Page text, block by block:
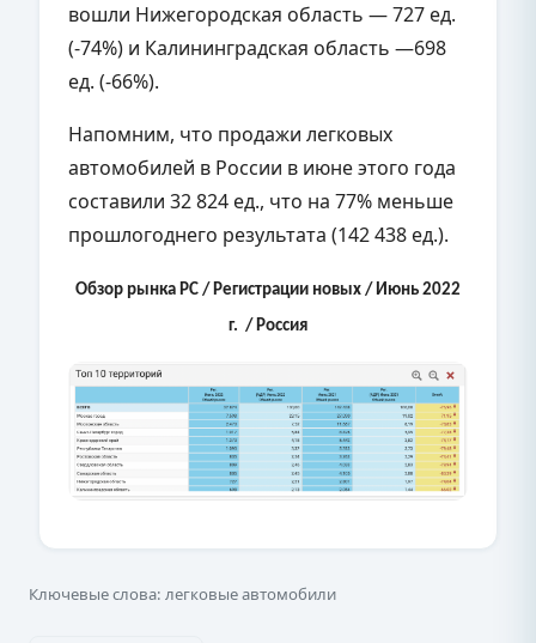
вошли Нижегородская область — 727 ед.
(-74%) и Калининградская область —698
ед. (-66%).
Напомним, что продажи легковых
автомобилей в России в июне этого года
составили 32 824 ед., что на 77% меньше
прошлогоднего результата (142 438 ед.).
Обзор рынка РС / Регистрации новых / Июнь 2022
г. / Россия
Ключевые слова: легковые автомобили